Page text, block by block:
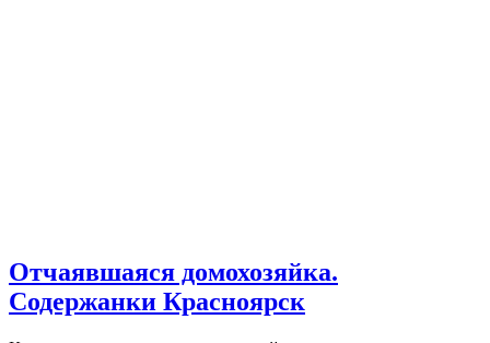
Отчаявшаяся домохозяйка.
Содержанки Красноярск